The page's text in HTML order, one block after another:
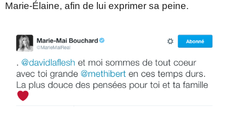
Marie-Élaine, afin de lui exprimer sa peine.